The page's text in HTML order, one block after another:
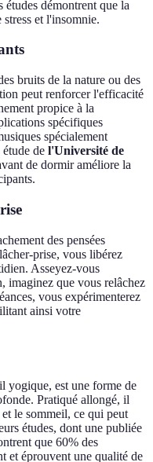
études démontrent que la
et l'insomnie.
bruits de la nature ou des
peut renforcer l'efficacité
propice à la
spécifiques
spécialement
de l'Université de
de dormir améliore la
des pensées
prise, vous libérez
Asseyez-vous
imaginez que vous relâchez
vous expérimenterez
ainsi votre
yogique, est une forme de
Pratiqué allongé, il
le sommeil, ce qui peut
études, dont une publiée
que 60% des
et éprouvent une qualité de